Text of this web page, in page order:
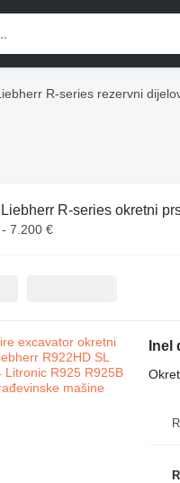
R-series rezervni
Liebherr R-series okretni
7.200 €